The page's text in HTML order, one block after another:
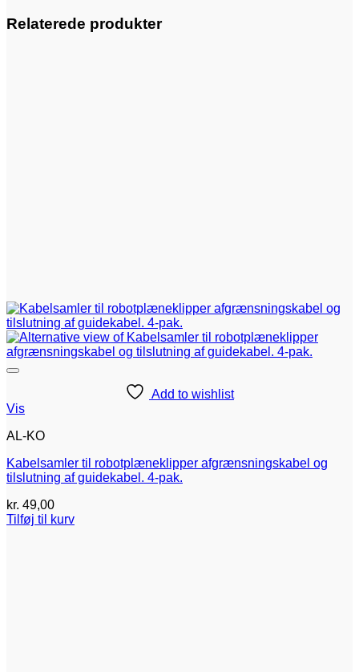
Relaterede produkter
Add to wishlist
Vis
AL-KO
Kabelsamler til robotplæneklipper afgrænsningskabel og
tilslutning af guidekabel. 4-pak.
kr. 49,00
Tilføj til kurv